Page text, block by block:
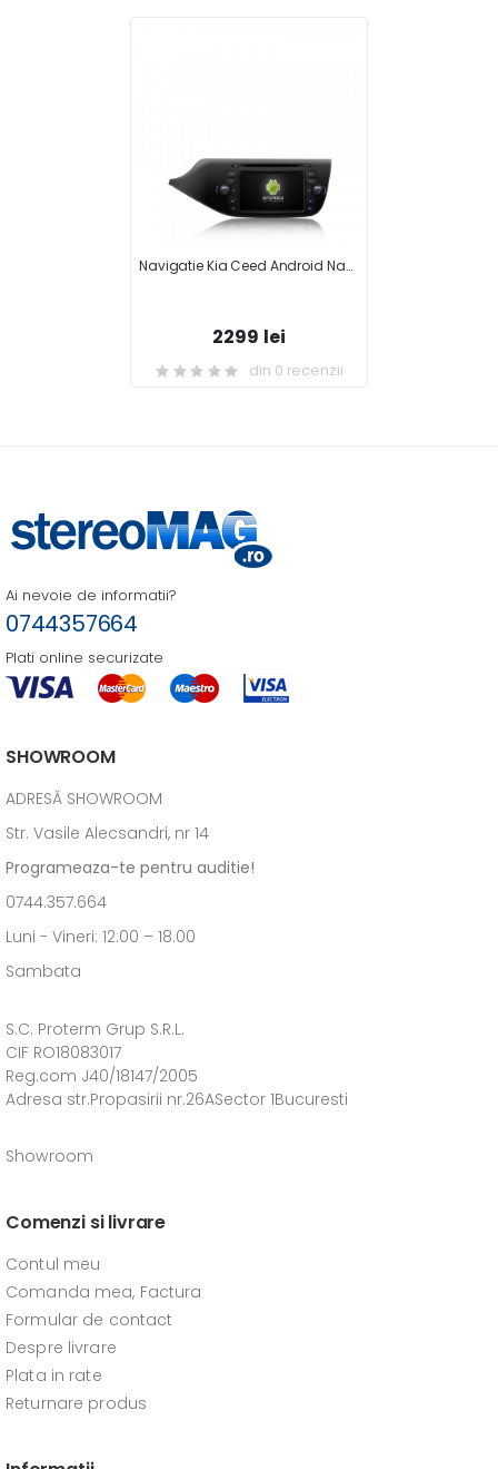
Navigatie Kia Ceed Android Navd-I216
2299 lei
din 0 recenzii
Ai nevoie de informatii?
0744357664
Plati online securizate
SHOWROOM
ADRESĂ SHOWROOM
Str. Vasile Alecsandri, nr 14
Programeaza-te pentru auditie!
0744.357.664
Luni - Vineri: 12:00 – 18.00
Sambata
S.C. Proterm Grup S.R.L.
CIF RO18083017
Reg.com J40/18147/2005
Adresa str.Propasirii nr.26ASector 1Bucuresti
Showroom
Comenzi si livrare
Contul meu
Comanda mea, Factura
Formular de contact
Despre livrare
Plata in rate
Returnare produs